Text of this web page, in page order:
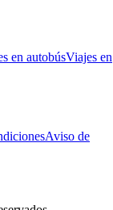
en autobúsViajes en
Aviso de